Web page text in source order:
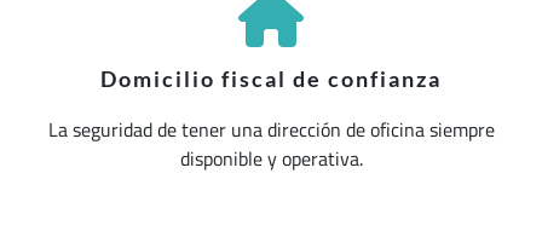
Domicilio fiscal de confianza
La seguridad de tener una dirección de oficina siempre
disponible y operativa.